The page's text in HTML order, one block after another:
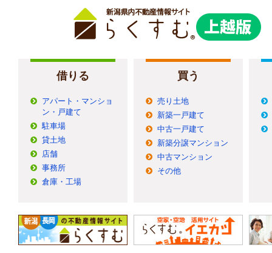
借りる
アパート・マンショ
ン・戸建て
駐車場
貸土地
店舗
事務所
倉庫・工場
買う
売り土地
新築一戸建て
中古一戸建て
新築分譲マンション
中古マンション
その他